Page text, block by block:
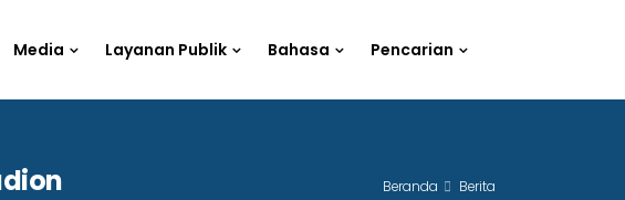
Media Layanan Publik Bahasa Pencarian
Beranda Berita